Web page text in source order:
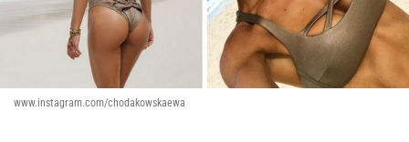
www.instagram.com/chodakowskaewa